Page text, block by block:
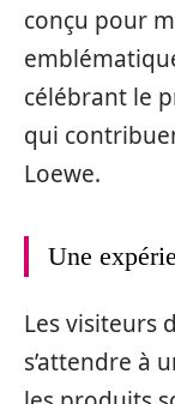
conçu pour
célébrant le
qui
Loewe.
Une
Les visiteurs
s’attendre à